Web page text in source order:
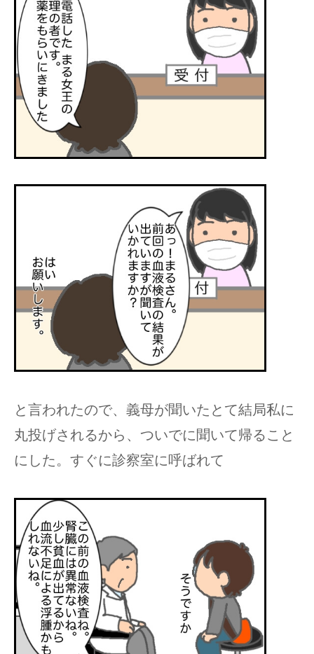
と言われたので、義母が聞いたとて結局私に
丸投げされるから、ついでに聞いて帰ること
にした。すぐに診察室に呼ばれて